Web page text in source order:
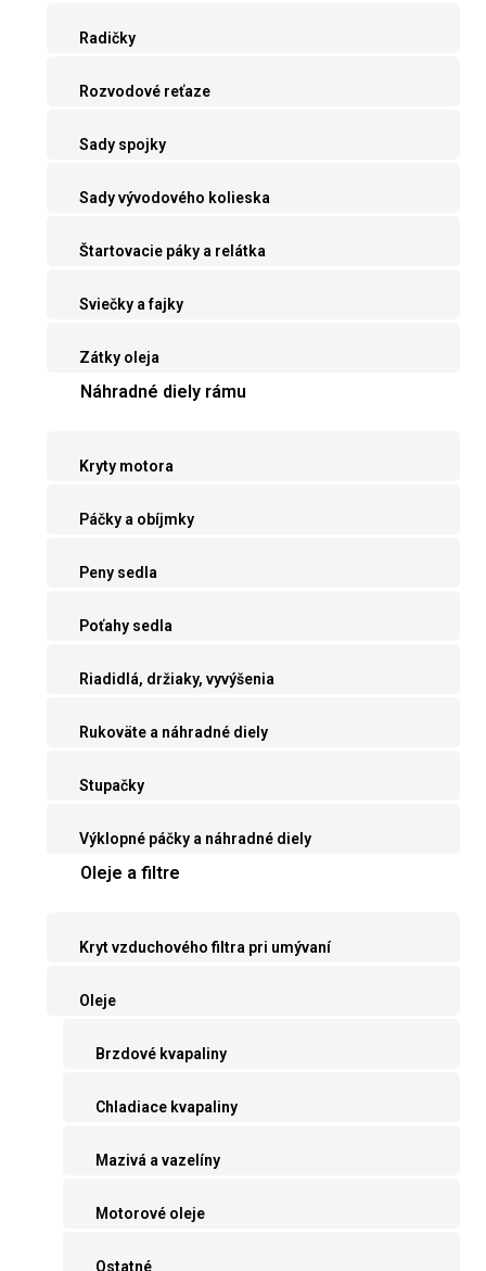
Radičky
Rozvodové reťaze
Sady spojky
Sady vývodového kolieska
Štartovacie páky a relátka
Sviečky a fajky
Zátky oleja
Náhradné diely rámu
Kryty motora
Páčky a obíjmky
Peny sedla
Poťahy sedla
Riadidlá, držiaky, vyvýšenia
Rukoväte a náhradné diely
Stupačky
Výklopné páčky a náhradné diely
Oleje a filtre
Kryt vzduchového filtra pri umývaní
Oleje
Brzdové kvapaliny
Chladiace kvapaliny
Mazivá a vazelíny
Motorové oleje
Ostatné